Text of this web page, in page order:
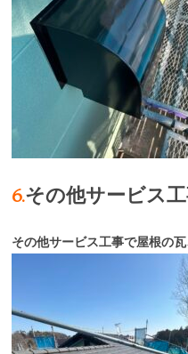
6.その他サービス
その他サービス工事で屋根の